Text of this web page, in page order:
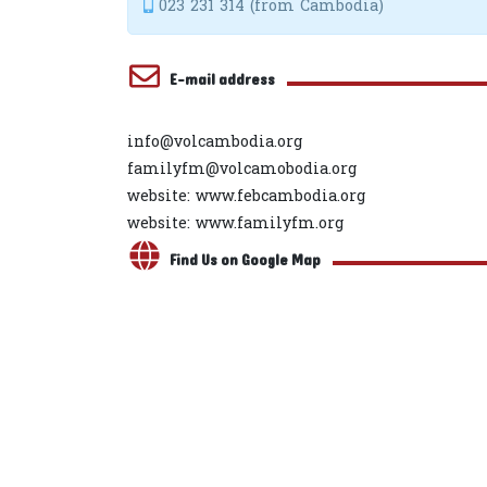
023 231 314 (from Cambodia)
E-mail address
info@volcambodia.org
familyfm@volcamobodia.org
website: www.febcambodia.org
website: www.familyfm.org
Find Us on Google Map